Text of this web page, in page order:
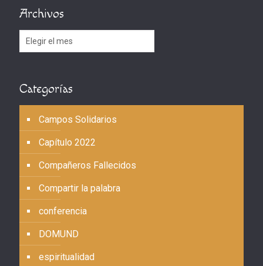
Archivos
Archivos
Categorías
Campos Solidarios
Capítulo 2022
Compañeros Fallecidos
Compartir la palabra
conferencia
DOMUND
espiritualidad